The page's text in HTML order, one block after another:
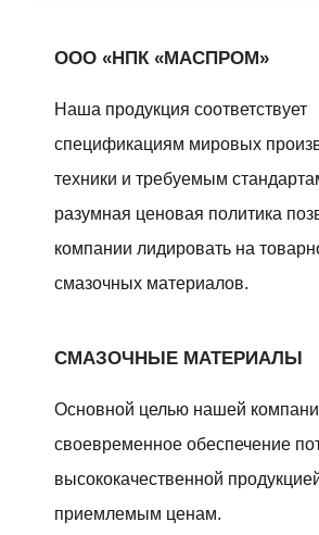
ООО «НПК «МАСПРОМ»
Наша продукция соответствует
спецификациям мировых
техники и требуемым
разумная ценовая политика
компании лидировать на
смазочных материалов.
СМАЗОЧНЫЕ МАТЕРИАЛЫ
Основной целью нашей
своевременное обеспечение
высококачественной
приемлемым ценам.